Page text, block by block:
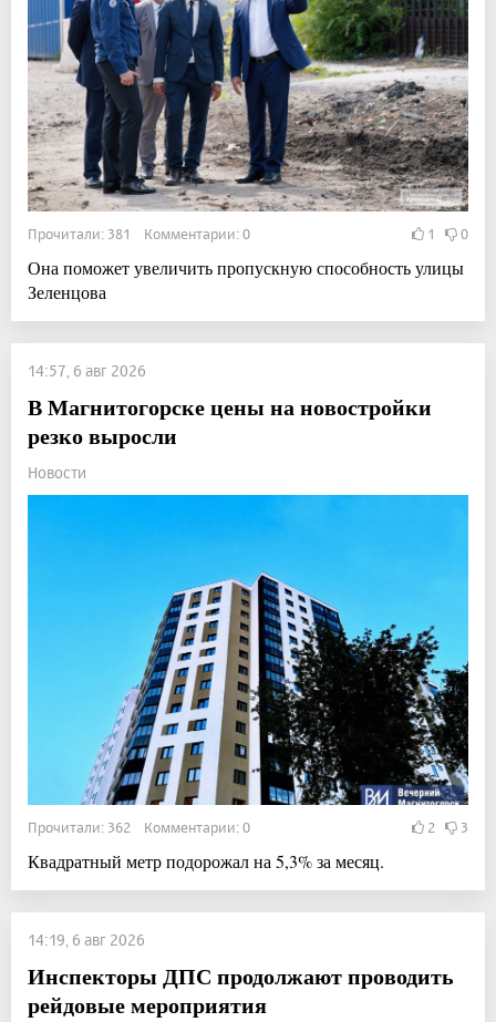
Прочитали: 381 Комментарии: 0 1 0
Она поможет увеличить пропускную способность улицы
Зеленцова
14:57, 6 авг 2026
В Магнитогорске цены на новостройки
резко выросли
Новости
Прочитали: 362 Комментарии: 0 2 3
Квадратный метр подорожал на 5,3% за месяц.
14:19, 6 авг 2026
Инспекторы ДПС продолжают проводить
рейдовые мероприятия